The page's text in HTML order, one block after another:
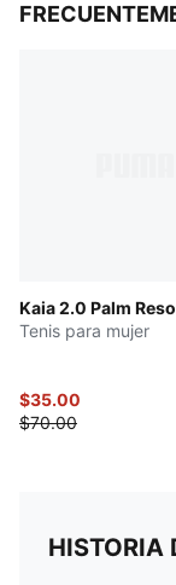
Kaia 2.0 Palm
Tenis para mujer
$35.00
$70.00
HISTORIA